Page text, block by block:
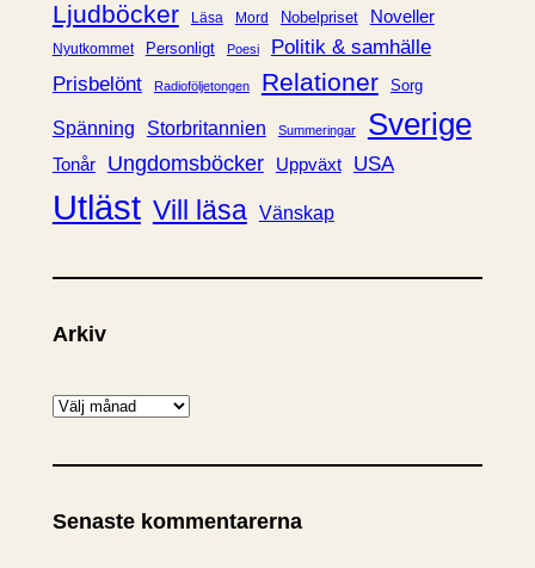
Ljudböcker
Läsa Mord Nobelpriset Noveller
Nyutkommet Personligt Poesi
Politik & samhälle
Prisbelönt
Radioföljetongen Relationer Sorg
Spänning Storbritannien Summeringar Sverige
Tonår Ungdomsböcker Uppväxt USA
Utläst Vill läsa Vänskap
Arkiv
A
k
v
Senaste kommentarerna